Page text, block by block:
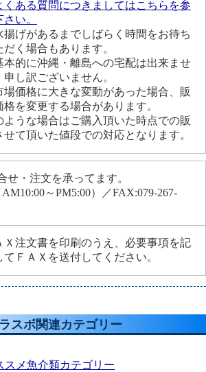
ある質問につきましてはこちらを参
さい。
げがあるまでしばらく時間をお待ち
だく場合もあります。
的に沖縄・離島への宅配は出来ませ
申し訳ございません。
価格に大きな変動があった場合、販
格を変更する場合があります。
ような場合はご購入頂いた時点での販
せて頂いた値段での対応となります。
せ・注文を承ってます。
～PM5:00）／FAX:079-267-
Ｘ注文書を印刷のうえ、必要事項を記
てＦＡＸを送付してください。
スボ関連カテゴリー
スメ魚介類カテゴリー